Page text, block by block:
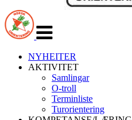
navigasjon
NYHEITER
AKTIVITET
Samlingar
O-troll
Terminliste
Turorientering